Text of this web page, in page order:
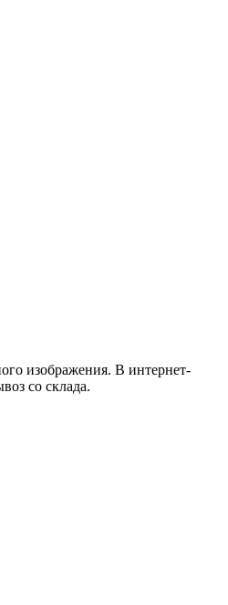
изображения. В интернет-
со склада.